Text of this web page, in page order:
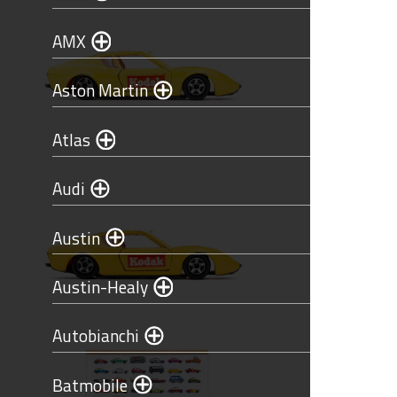
AMX
Aston Martin
Atlas
Audi
Austin
Austin-Healy
Autobianchi
Batmobile